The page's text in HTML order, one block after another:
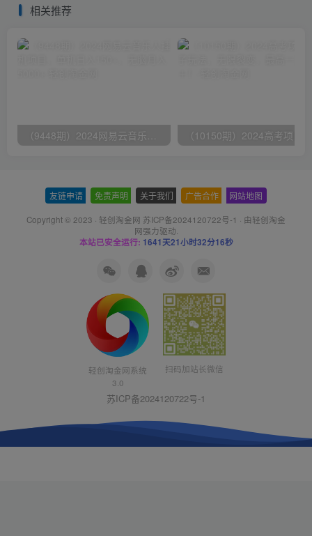
相关推荐
（9448期）2024网易云音乐人挂机项目，单机日入150+，无脑月入5000+
友链申请 免责声明 关于我们 广告合作 网站地图
Copyright © 2023 · 轻创淘金网 苏ICP备2024120722号-1 · 由轻创淘金
网强力驱动.
本站已安全运行: 1641天21小时32分17秒
轻创淘金网系统
3.0
扫码加站长微信
苏ICP备2024120722号-1